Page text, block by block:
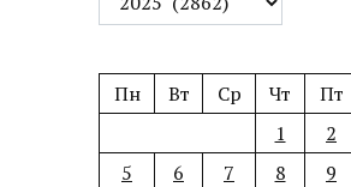
Пн Вт Ср Чт Пт
1
2
5
6 7 8 9